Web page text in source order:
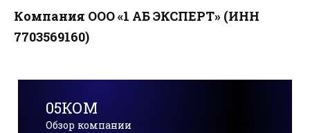
Компания ООО «1 АБ ЭКСПЕРТ» (ИНН
7703569160)
05КОМ
Обзор компании